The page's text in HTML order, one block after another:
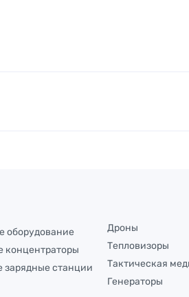
оборудование
концентраторы
зарядные станции
Дроны
Тепловизоры
Тактическая
Генераторы